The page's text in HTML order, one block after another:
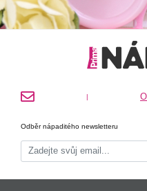
|
Odběr nápaditého newsletteru